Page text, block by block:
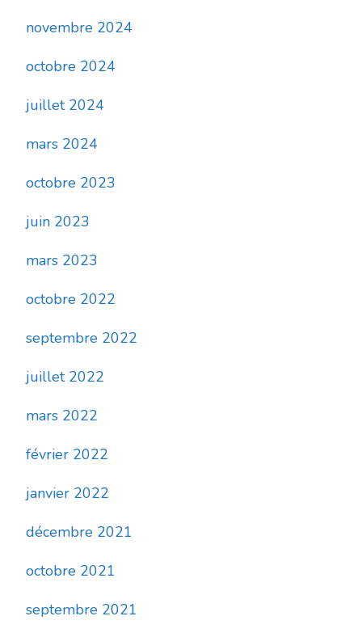
novembre 2024
octobre 2024
juillet 2024
mars 2024
octobre 2023
juin 2023
mars 2023
octobre 2022
septembre 2022
juillet 2022
mars 2022
février 2022
janvier 2022
décembre 2021
octobre 2021
septembre 2021